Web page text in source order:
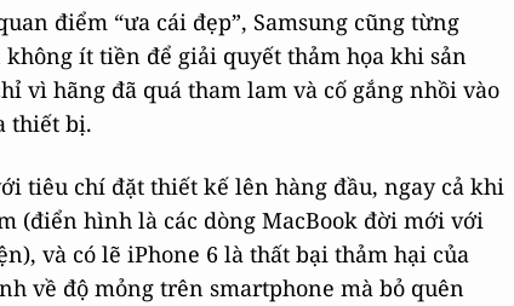
điểm “ưa cái đẹp”, Samsung cũng từng
ít tiền để giải quyết thảm họa khi sản
vì hãng đã quá tham lam và cố gắng nhồi vào
thiết bị.
tiêu chí đặt thiết kế lên hàng đầu, ngay cả khi
(điển hình là các dòng MacBook đời mới với
và có lẽ iPhone 6 là thất bại thảm hại của
về độ mỏng trên smartphone mà bỏ quên